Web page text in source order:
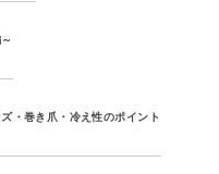
・巻き爪・冷え性のポイント